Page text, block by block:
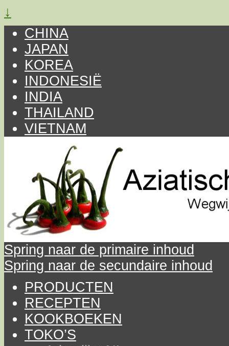
↓
CHINA
JAPAN
KOREA
INDONESIË
INDIA
THAILAND
VIETNAM
Spring naar de primaire inhoud
Spring naar de secundaire inhoud
PRODUCTEN
RECEPTEN
KOOKBOEKEN
TOKO’S